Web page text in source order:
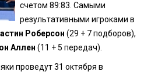
счетом 89:83. Самыми
результативными игроками в
Роберсон (29 + 7 подборов),
Аллен (11 + 5 передач).
проведут 31 октября в